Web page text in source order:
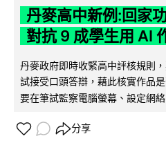
丹麥高中新例:回家
對抗 9 成學生用 AI
丹麥政府即時收緊高中評核規則
試接受口頭答辯，藉此核實作品
要在筆試監察電腦螢幕、設定網
分享